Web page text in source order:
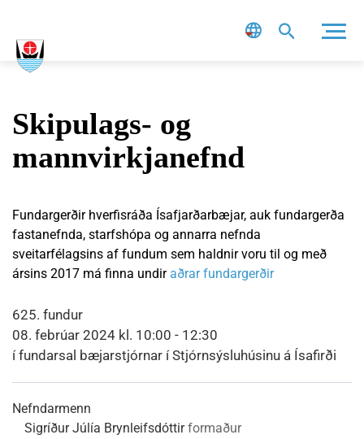
Skipulags- og
mannvirkjanefnd
Fundargerðir hverfisráða Ísafjarðarbæjar, auk fundargerða
fastanefnda, starfshópa og annarra nefnda
sveitarfélagsins af fundum sem haldnir voru til og með
ársins 2017 má finna undir aðrar fundargerðir
625. fundur
08. febrúar 2024 kl. 10:00 - 12:30
í fundarsal bæjarstjórnar í Stjórnsýsluhúsinu á Ísafirði
Nefndarmenn
Sigríður Júlía Brynleifsdóttir formaður